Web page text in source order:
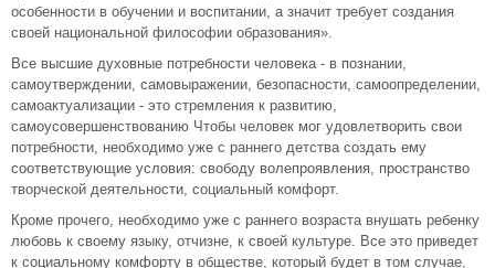
особенности в обучении и воспитании, а значит требует создания
своей национальной философии образования».
Все высшие духовные потребности человека - в познании,
самоутверждении, самовыражении, безопасности, самоопределении,
самоактуализации - это стремления к развитию,
самоусовершенствованию Чтобы человек мог удовлетворить свои
потребности, необходимо уже с раннего детства создать ему
соответствующие условия: свободу волепроявления, пространство
творческой деятельности, социальный комфорт.
Кроме прочего, необходимо уже с раннего возраста внушать ребенку
любовь к своему языку, отчизне, к своей культуре. Все это приведет
к социальному комфорту в обществе, который будет в том случае,